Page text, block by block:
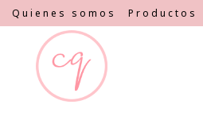
Quienes somos Productos